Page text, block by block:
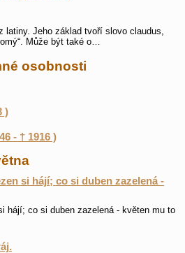
latiny. Jeho základ tvoří slovo claudus,
Může být také o…
osobnosti
)
- † 1916 )
si hájí; co si duben zazelená -
hájí; co si duben zazelená - květen mu to